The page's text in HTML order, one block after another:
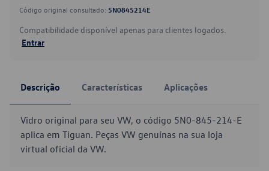
Código original consultado: 5N0845214E
Compatibilidade disponível apenas para clientes logados.
Entrar
Descrição Características Aplicações
Vidro original para seu VW, o código 5N0-845-214-E
aplica em Tiguan. Peças VW genuínas na sua loja
virtual oficial da VW.